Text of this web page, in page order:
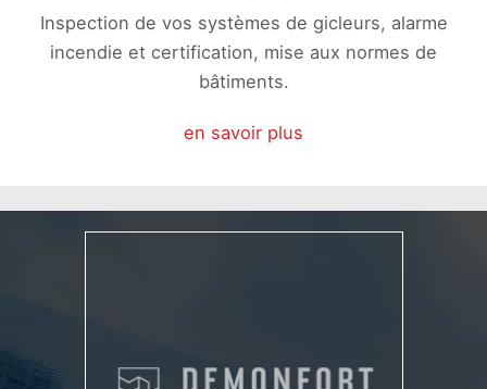
Inspection de vos systèmes de gicleurs, alarme
incendie et certification, mise aux normes de
bâtiments.
en savoir plus